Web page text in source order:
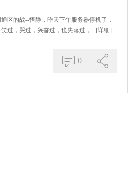
区的战--悟静，昨天下午服务器停机了，
过，哭过，兴奋过，也失落过，... [详细]
0